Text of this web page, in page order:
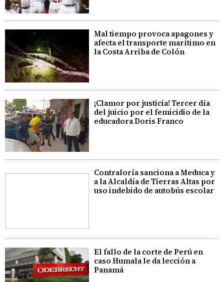
Mal tiempo provoca apagones y
afecta el transporte marítimo en
la Costa Arriba de Colón
¡Clamor por justicia! Tercer día
del juicio por el femicidio de la
educadora Doris Franco
Contraloría sanciona a Meduca y
a la Alcaldía de Tierras Altas por
uso indebido de autobús escolar
El fallo de la corte de Perú en
caso Humala le da lección a
Panamá